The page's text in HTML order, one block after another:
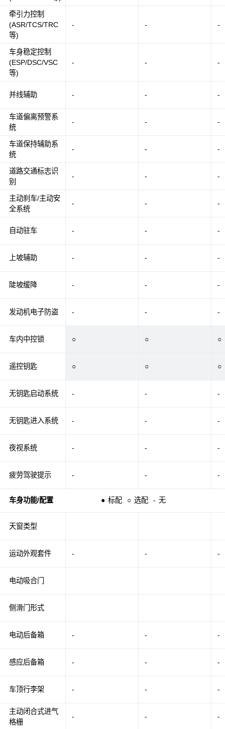
牵引力控制
(ASR/TCS/TRC
等)
车身稳定控制
(ESP/DSC/VSC
等)
并线辅助
车道偏离预警系
统
车道保持辅助系
统
道路交通标志识
别
主动刹车/主动安
全系统
自动驻车
上坡辅助
陡坡缓降
发动机电子防盗
车内中控锁
遥控钥匙
无钥匙启动系统
无钥匙进入系统
夜视系统
疲劳驾驶提示
车身功能/配置 ● 标配 ○ 选配 - 无
天窗类型
运动外观套件
电动吸合门
侧滑门形式
电动后备箱
感应后备箱
车顶行李架
主动闭合式进气
格栅
- - -
- - -
- - -
- - -
- - -
- - -
- - -
- - -
- - -
- - -
- - -
○ ○ ○
○ ○ ○
- - -
- - -
- - -
- - -
- - -
- - -
- - -
- - -
- - -